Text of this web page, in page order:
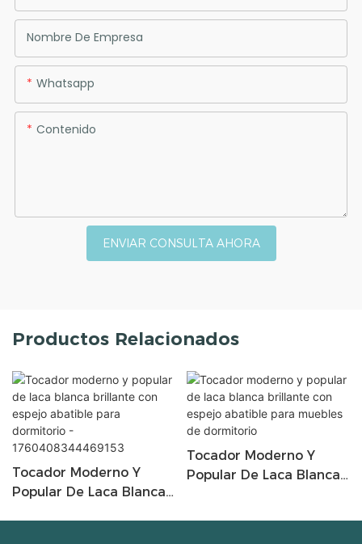
Nombre De Empresa
Whatsapp
Contenido
ENVIAR CONSULTA AHORA
Productos Relacionados
Tocador Moderno Y
Popular De Laca Blanca
Tocador Moderno Y
Popular De Laca Blanca